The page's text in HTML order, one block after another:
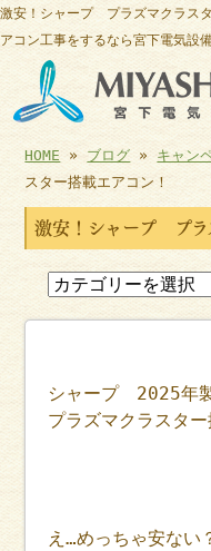
激安！シャープ プラズマクラス
アコン工事をするなら宮下電気設
HOME » ブログ » キャン
スター搭載エアコン！
激安！シャープ プラ
シャープ 2025年
プラズマクラスタ
え…めっちゃ安ない